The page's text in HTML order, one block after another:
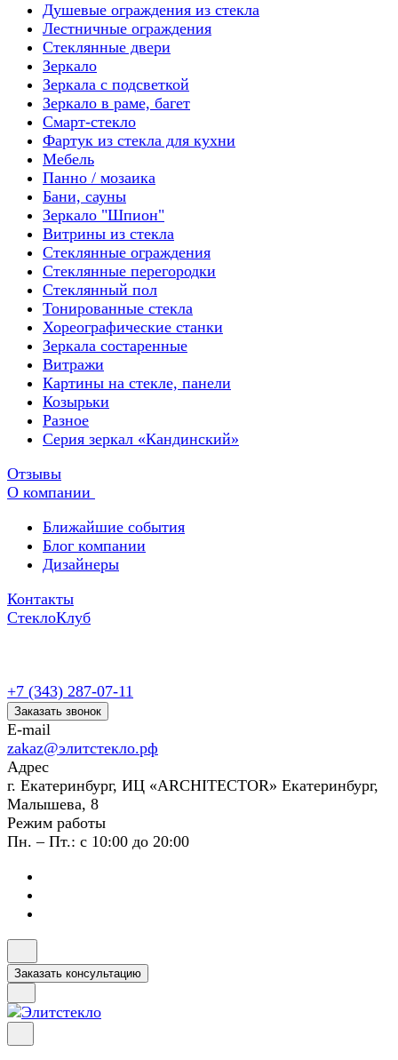
Душевые ограждения из стекла
Лестничные ограждения
Стеклянные двери
Зеркало
Зеркала с подсветкой
Зеркало в раме, багет
Смарт-стекло
Фартук из стекла для кухни
Мебель
Панно / мозаика
Бани, сауны
Зеркало "Шпион"
Витрины из стекла
Стеклянные ограждения
Стеклянные перегородки
Стеклянный пол
Тонированные стекла
Хореографические станки
Зеркала состаренные
Витражи
Картины на стекле, панели
Козырьки
Разное
Серия зеркал «Кандинский»
Отзывы
О компании
Ближайшие события
Блог компании
Дизайнеры
Контакты
СтеклоКлуб
+7 (343) 287-07-11
Заказать звонок
E-mail
zakaz@элитстекло.рф
Адрес
г. Екатеринбург, ИЦ «ARCHITECTOR» Екатеринбург,
Малышева, 8
Режим работы
Пн. – Пт.: с 10:00 до 20:00
Заказать консультацию